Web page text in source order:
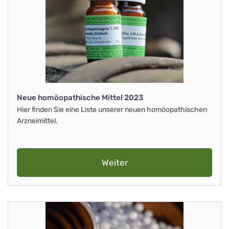
Neue homöopathische Mittel 2023
Hier finden Sie eine Liste unserer neuen homöopathischen
Arzneimittel.
Weiter